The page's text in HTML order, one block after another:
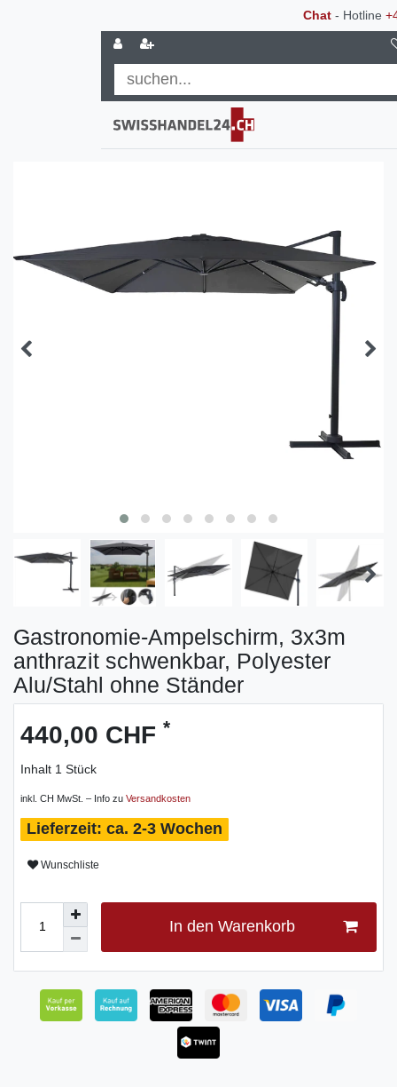
Chat- Hotline
Gastronomie-Ampelschirm, 3x3m
anthrazit schwenkbar, Polyester
Alu/Stahl ohne Ständer
440,00 CHF *
Inhalt 1 Stück
inkl. CH MwSt. – Info zu Versandkosten
ca. 2-3 Wochen
Wunschliste
In den Warenkorb